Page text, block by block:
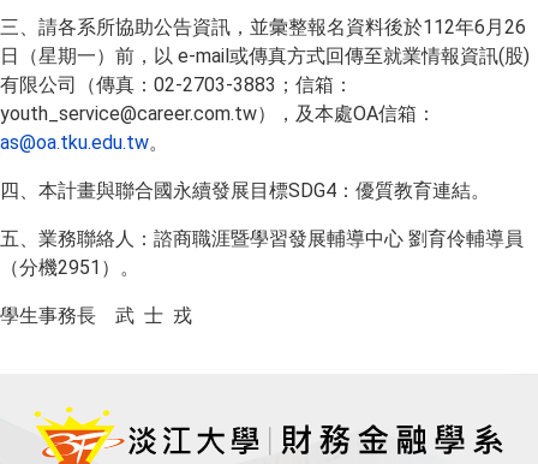
三、請各系所協助公告資訊，並彙整報名資料後於112年6月26
日（星期一）前，以 e-mail或傳真方式回傳至就業情報資訊(股)
有限公司（傳真：02-2703-3883；信箱：
youth_service@career.com.tw），及本處OA信箱：
as@oa.tku.edu.tw。
四、本計畫與聯合國永續發展目標SDG4：優質教育連結。
五、業務聯絡人：諮商職涯暨學習發展輔導中心 劉育伶輔導員
（分機2951）。
學生事務長 武 士 戎